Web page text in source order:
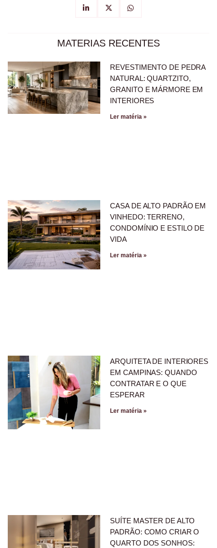
MATERIAS RECENTES
REVESTIMENTO DE PEDRA
NATURAL: QUARTZITO,
GRANITO E MÁRMORE EM
INTERIORES
Ler matéria »
CASA DE ALTO PADRÃO EM
VINHEDO: TERRENO,
CONDOMÍNIO E ESTILO DE
VIDA
Ler matéria »
ARQUITETA DE INTERIORES
EM CAMPINAS: QUANDO
CONTRATAR E O QUE
ESPERAR
Ler matéria »
SUÍTE MASTER DE ALTO
PADRÃO: COMO CRIAR O
QUARTO DOS SONHOS: